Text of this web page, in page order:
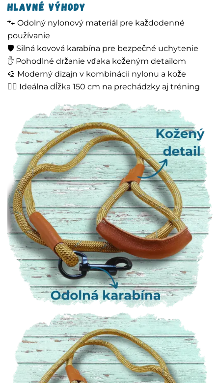
Hlavné výhody
🐾 Odolný nylonový materiál pre každodenné
používanie
🛡️ Silná kovová karabína pre bezpečné uchytenie
✋ Pohodlné držanie vďaka koženým detailom
🎨 Moderný dizajn v kombinácii nylonu a kože
🚶‍♂️ Ideálna dĺžka 150 cm na prechádzky aj tréning